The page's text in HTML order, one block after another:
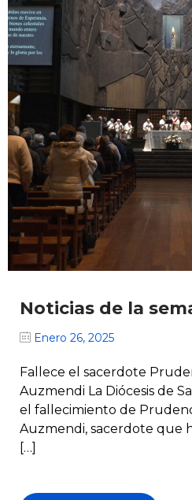
Noticias de la
Enero 26, 2025
Fallece el sacerdote
Auzmendi La Diócesis de
el fallecimiento de
Auzmendi, sacerdote que
[…]